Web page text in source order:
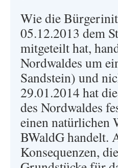
Wie die
05.12.2013 dem
mitgeteilt hat,
Nordwaldes um
Sandstein) und
29.01.2014 hat
des Nordwaldes
einen natürlichen
BWaldG handelt.
Konsequenzen,